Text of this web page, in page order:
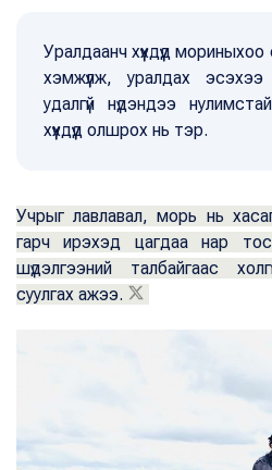
Уралдаанч хүүхдүүд
хэмжүүлж, уралдах
удалгүй нүдэндээ
хүүхдүүд олшрох нь тэр.
Учрыг лавлавал, морь нь
гарч ирэхэд цагдаа нар
шүдэлгээний талбайгаас
суулгах ажээ.